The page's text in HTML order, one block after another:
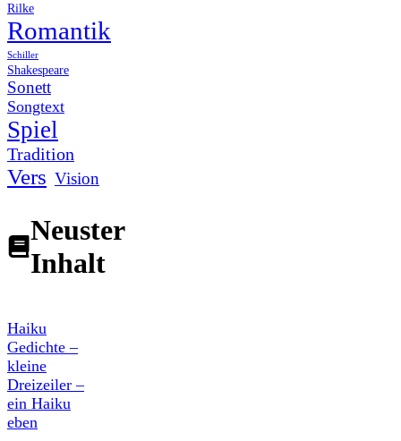
Rilke
Romantik
Schiller
Shakespeare
Sonett
Songtext
Spiel
Tradition
Vers Vision
Neuster
Inhalt
Haiku
Gedichte –
kleine
Dreizeiler –
ein Haiku
eben